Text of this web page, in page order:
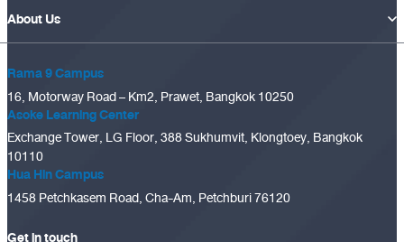
About Us
Rama 9 Campus
16, Motorway Road – Km2, Prawet, Bangkok 10250
Asoke Learning Center
Exchange Tower, LG Floor, 388 Sukhumvit, Klongtoey, Bangkok
10110
Hua Hin Campus
1458 Petchkasem Road, Cha-Am, Petchburi 76120
Get in touch